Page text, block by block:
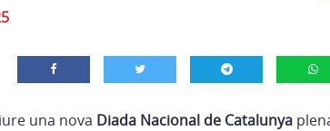
una nova Diada Nacional de Catalunya